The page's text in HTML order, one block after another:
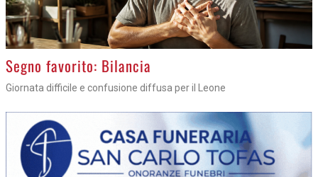
>
Segno favorito: Bilancia
Giornata difficile e confusione diffusa per il Leone